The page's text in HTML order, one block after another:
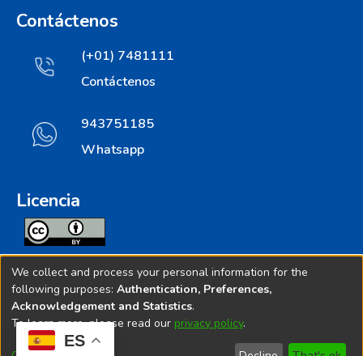
ES
Contáctenos
(+01) 7481111
Contáctenos
943751185
Whatsapp
Licencia
Todos los contenidos de repositorio.ins.gob.pe estan
licenciados bajo
Creative Commoms License
© 2025. Instituto Nacional de Salud - Implementado por
We collect and process your personal information for the
following purposes: Authentication, Preferences,
Acknowledgement and Statistics.
To learn more, please read our privacy policy.